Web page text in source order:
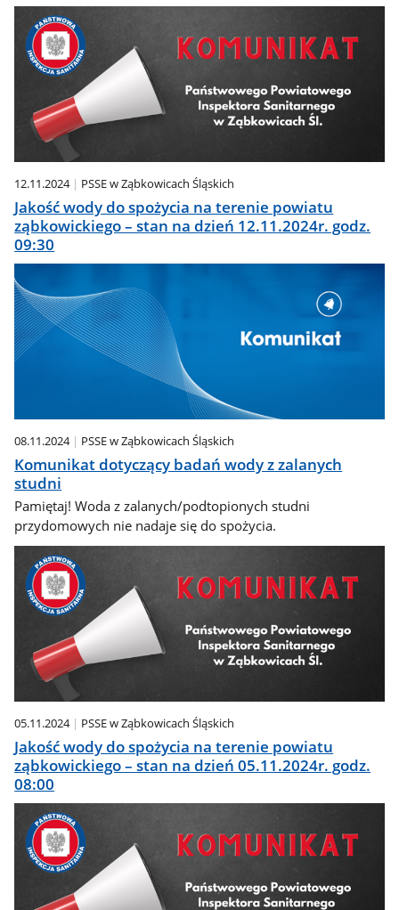
12.11.2024 PSSE w Ząbkowicach Śląskich
Jakość wody do spożycia na terenie powiatu
ząbkowickiego – stan na dzień 12.11.2024r. godz.
09:30
08.11.2024 PSSE w Ząbkowicach Śląskich
Komunikat dotyczący badań wody z zalanych
studni
Pamiętaj! Woda z zalanych/podtopionych studni
przydomowych nie nadaje się do spożycia.
05.11.2024 PSSE w Ząbkowicach Śląskich
Jakość wody do spożycia na terenie powiatu
ząbkowickiego – stan na dzień 05.11.2024r. godz.
08:00